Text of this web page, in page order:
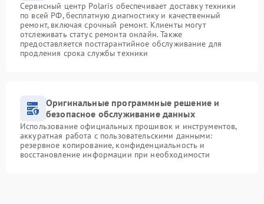
Сервисный центр Polaris обеспечивает доставку техники
по всей РФ, бесплатную диагностику и качественный
ремонт, включая срочный ремонт. Клиенты могут
отслеживать статус ремонта онлайн. Также
предоставляется постгарантийное обслуживание для
продления срока службы техники
Оригинальные программные решение и
безопасное обслуживание данных
Использование официальных прошивок и инструментов,
аккуратная работа с пользовательскими данными:
резервное копирование, конфиденциальность и
восстановление информации при необходимости